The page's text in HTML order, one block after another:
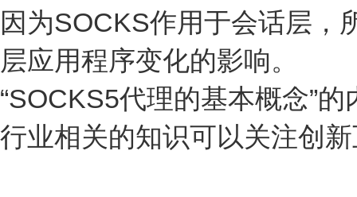
因为SOCKS作用于会话层，
层应用程序变化的影响。
“SOCKS5代理的基本概念”
行业相关的知识可以关注创